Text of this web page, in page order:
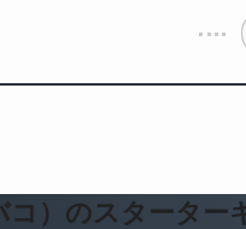
コ）のスターター